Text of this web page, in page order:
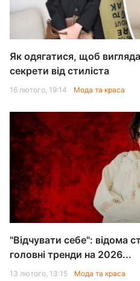
Як одягатися, щоб
секрети від стиліста
16 лютого, 19:14 Мода та краса
"Відчувати себе": відома
головні тренди на 2026...
13 лютого, 13:15 Мода та краса